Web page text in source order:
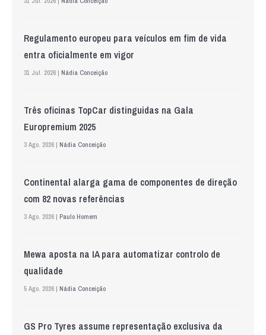
Regulamento europeu para veículos em fim de vida
entra oficialmente em vigor
31 Jul. 2026 | Nádia Conceição
Três oficinas TopCar distinguidas na Gala
Europremium 2025
3 Ago. 2026 | Nádia Conceição
Continental alarga gama de componentes de direção
com 82 novas referências
3 Ago. 2026 | Paulo Homem
Mewa aposta na IA para automatizar controlo de
qualidade
5 Ago. 2026 | Nádia Conceição
GS Pro Tyres assume representação exclusiva da